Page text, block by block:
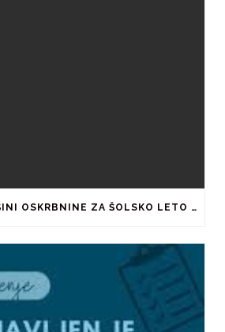
OBVESTILO O VIŠINI OSKRBNINE ZA ŠOLSKO LETO 2026/2027